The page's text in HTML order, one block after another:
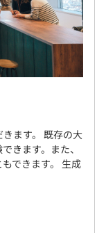
ます。 既存の大
きます。また、
できます。 生成